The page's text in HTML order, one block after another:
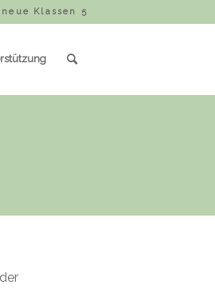
Klassen 5